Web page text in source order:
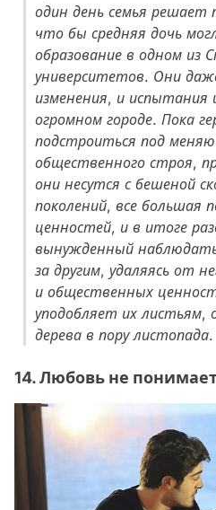
один день семья решает
что бы средняя дочь
образование в одном из
университетов. Они
изменения, и
огромном городе. Пока
подстроиться под
общественного строя,
они несутся с бешеной
поколений, все большая
ценностей, и в итоге
вынужденный
за другим, удаляясь от
и общественных
уподобляет их
дерева в пору листопада.
14. Любовь не